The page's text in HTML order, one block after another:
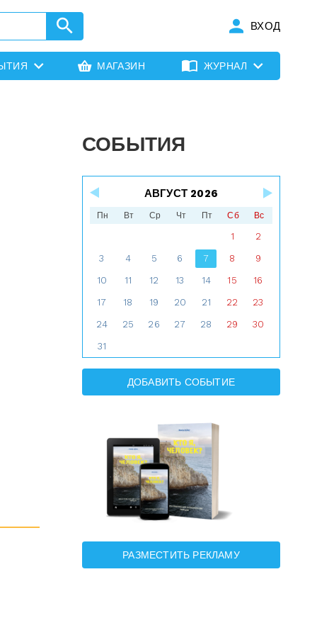
ВХОД
МАГАЗИН ЖУРНАЛ
СОБЫТИЯ
АВГУСТ 2026
Пн Вт Ср Чт Пт Сб Вс
1 2
3 4 5 6 7 8 9
10 11 12 13 14 15 16
17 18 19 20 21 22 23
24 25 26 27 28 29 30
31
ДОБАВИТЬ СОБЫТИЕ
РАЗМЕСТИТЬ РЕКЛАМУ